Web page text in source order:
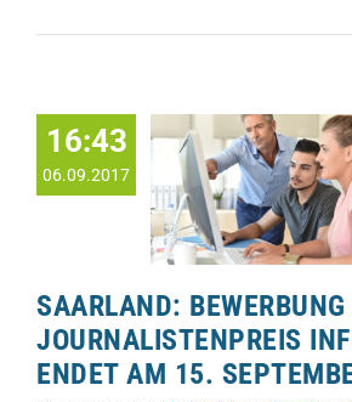
16:43
06.09.2017
SAARLAND: BEWERBUNG
JOURNALISTENPREIS
ENDET AM 15.